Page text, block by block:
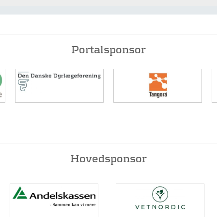
Portalsponsor
Hovedsponsor